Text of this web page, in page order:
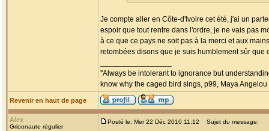
Je compte aller en Côte-d'Ivoire cet été, j'ai un
espoir que tout rentre dans l'ordre, je ne vais pas
à ce que ce pays ne soit pas à la merci et aux
retombées disons que je suis humblement sûr
"Always be intolerant to ignorance but
know why the caged bird sings, p99, Maya Angelou
Revenir en haut de page
Alex
Grioonaute régulier
Posté le: Mer 22 Déc 2010 11:12 Sujet du message: